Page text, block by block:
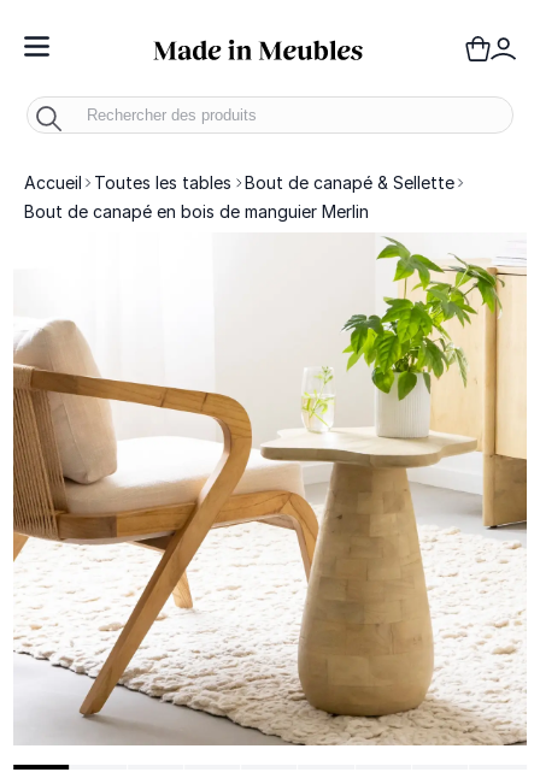
Toggle Nav
Accueil Toutes les tables
Bout de canapé & Sellette
Bout de canapé en bois de manguier Merlin